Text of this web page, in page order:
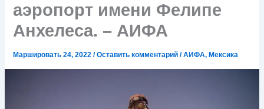
аэропорт имени Фелипе
Анхелеса. – АИФА
Маршировать 24, 2022/Оставить комментарий /АИФА, Мексика